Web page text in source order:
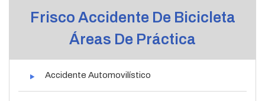
Frisco Accidente De Bicicleta
Áreas De Práctica
Accidente Automovilístico